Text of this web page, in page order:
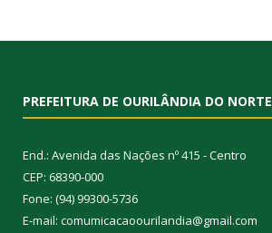
PREFEITURA DE OURILÂNDIA DO NORTE
End.: Avenida das Nações nº 415 - Centro
CEP: 68390-000
Fone: (94) 99300-5736
E-mail: comumicacaoourilandia@gmail.com